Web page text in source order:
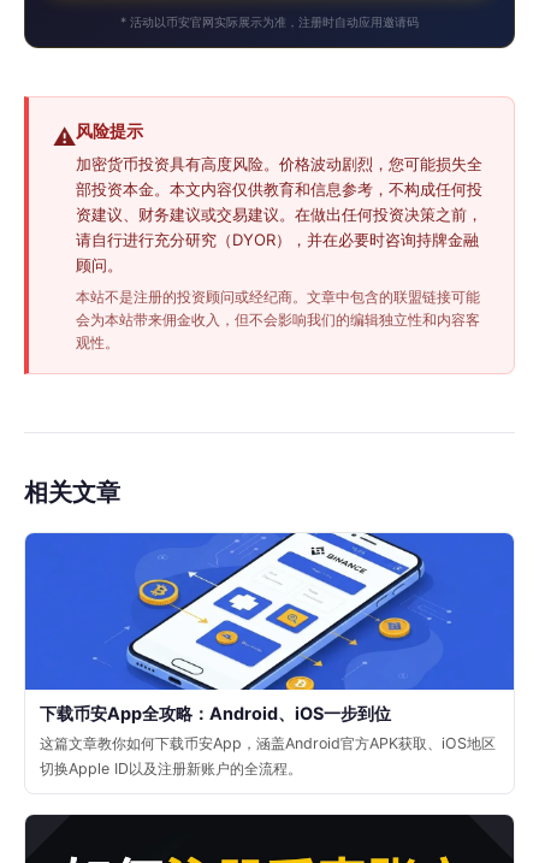
* 活动以币安官网实际展示为准，注册时自动应用邀请码
⚠️风险提示
加密货币投资具有高度风险。价格波动剧烈，您可能损失全
部投资本金。本文内容仅供教育和信息参考，不构成任何投
资建议、财务建议或交易建议。在做出任何投资决策之前，
请自行进行充分研究（DYOR），并在必要时咨询持牌金融
顾问。
本站不是注册的投资顾问或经纪商。文章中包含的联盟链接可能
会为本站带来佣金收入，但不会影响我们的编辑独立性和内容客
观性。
相关文章
下载币安App全攻略：Android、iOS一步到位
这篇文章教你如何下载币安App，涵盖Android官方APK获取、iOS地区
切换Apple ID以及注册新账户的全流程。